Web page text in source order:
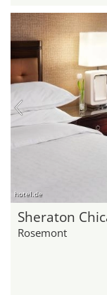
hotel.de
Sheraton
Rosemont